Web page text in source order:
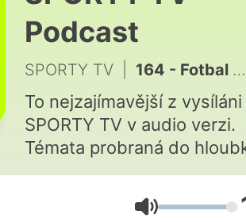
Podcast
SPORTY TV 164 - Fotbal na druhou #62 | Dozvuky 2. kola Chance Národní Ligy
To nejzajímavější z vysíláni
SPORTY TV v audio verzi.
Témata probraná do
Pokud něco uniklo vašim
pusťte si to do uší a buďte
námi blíž sportu.Volume